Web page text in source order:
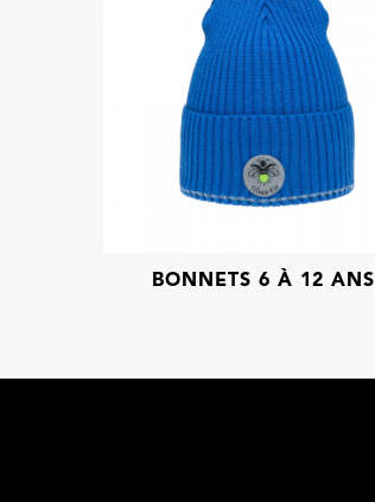
BONNETS 6 À 12 ANS